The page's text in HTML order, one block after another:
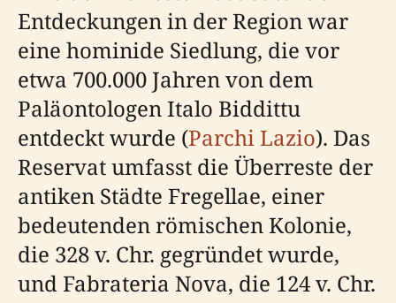
Entdeckungen in der Region war
eine hominide Siedlung, die vor
etwa 700.000 Jahren von dem
Paläontologen Italo Biddittu
entdeckt wurde (Parchi Lazio). Das
Reservat umfasst die Überreste der
antiken Städte Fregellae, einer
bedeutenden römischen Kolonie,
die 328 v. Chr. gegründet wurde,
und Fabrateria Nova, die 124 v. Chr.